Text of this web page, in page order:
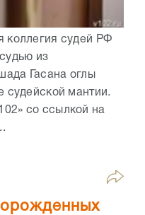
коллегия судей РФ
из
Гасана оглы
судейской мантии.
со ссылкой на